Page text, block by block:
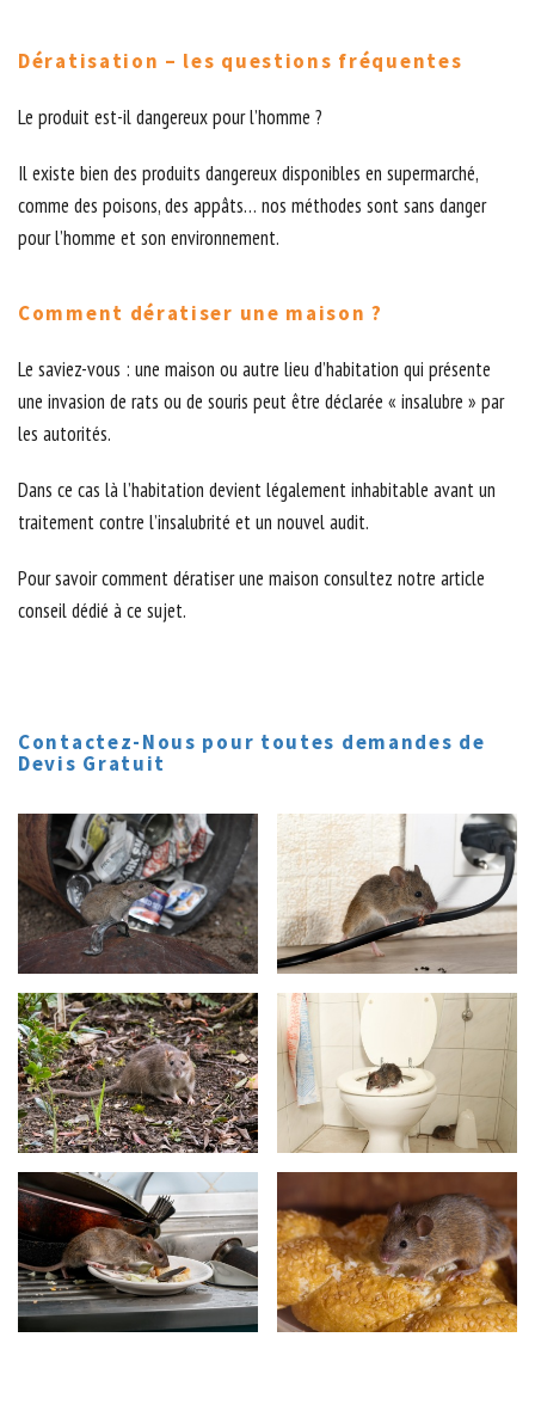
Dératisation – les questions fréquentes
Le produit est-il dangereux pour l’homme ?
Il existe bien des produits dangereux disponibles en supermarché,
comme des poisons, des appâts… nos méthodes sont sans danger
pour l’homme et son environnement.
Comment dératiser une maison ?
Le saviez-vous : une maison ou autre lieu d’habitation qui présente
une invasion de rats ou de souris peut être déclarée « insalubre » par
les autorités.
Dans ce cas là l’habitation devient légalement inhabitable avant un
traitement contre l’insalubrité et un nouvel audit.
Pour savoir comment dératiser une maison consultez notre article
conseil dédié à ce sujet.
Contactez-Nous pour toutes demandes de
Devis Gratuit